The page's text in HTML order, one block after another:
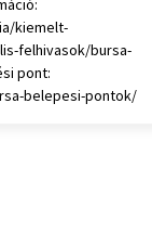
kiemelt-
felhivasok/bursa-
pont:
belepesi-pontok/